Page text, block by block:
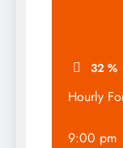
32 %
Hourly
9:00 pm